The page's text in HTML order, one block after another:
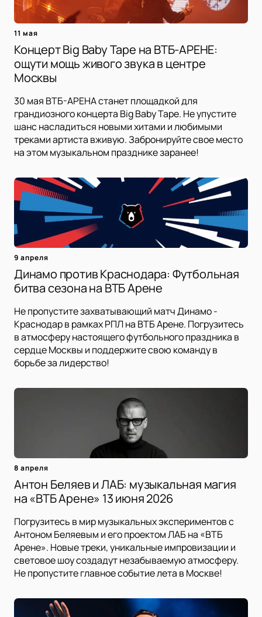
11 мая
Концерт Big Baby Tape на ВТБ-АРЕНЕ:
ощути мощь живого звука в центре
Москвы
30 мая ВТБ-АРЕНА станет площадкой для
грандиозного концерта Big Baby Tape. Не упустите
шанс насладиться новыми хитами и любимыми
треками артиста вживую. Забронируйте свое место
на этом музыкальном празднике заранее!
9 апреля
Динамо против Краснодара: Футбольная
битва сезона на ВТБ Арене
Не пропустите захватывающий матч Динамо -
Краснодар в рамках РПЛ на ВТБ Арене. Погрузитесь
в атмосферу настоящего футбольного праздника в
сердце Москвы и поддержите свою команду в
борьбе за лидерство!
8 апреля
Антон Беляев и ЛАБ: музыкальная магия
на «ВТБ Арене» 13 июня 2026
Погрузитесь в мир музыкальных экспериментов с
Антоном Беляевым и его проектом ЛАБ на «ВТБ
Арене». Новые треки, уникальные импровизации и
световое шоу создадут незабываемую атмосферу.
Не пропустите главное событие лета в Москве!